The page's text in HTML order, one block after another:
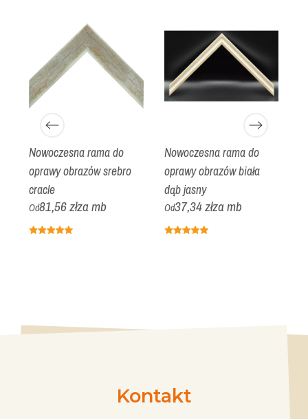
Nowoczesna rama do
oprawy obrazów srebro
cracle
Od81,56 złza mb
Nowoczesna rama do
oprawy obrazów biała
dąb jasny
Od37,34 złza mb
Kontakt